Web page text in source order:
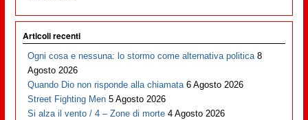
Articoli recenti
Ogni cosa e nessuna: lo stormo come alternativa politica 8
Agosto 2026
Quando Dio non risponde alla chiamata 6 Agosto 2026
Street Fighting Men 5 Agosto 2026
Si alza il vento / 4 – Zone di morte 4 Agosto 2026